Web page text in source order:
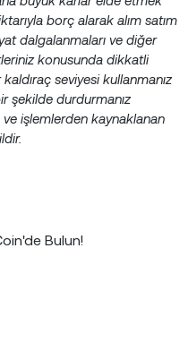
borç alarak alım satım
dalgalanmaları ve diğer
konusunda dikkatli
seviyesi kullanmanız
şekilde durdurmanız
ve işlemlerden kaynaklanan
Bulun!